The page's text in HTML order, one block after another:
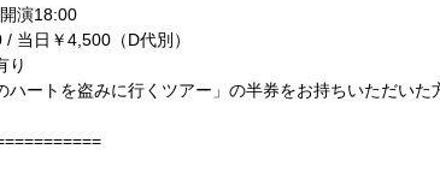
演18:00
当日￥4,500（D代別）
り
ハートを盗みに行くツアー」の半券をお持ちいただい